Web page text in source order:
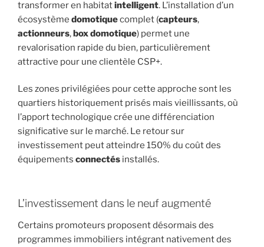
transformer en habitatintelligent. L’installation d’un
écosystème domotiquecomplet (capteurs,
actionneurs,box domotique) permet une
revalorisation rapide du bien, particulièrement
attractive pour une clientèle CSP+.
Les zones privilégiées pour cette approche sont les
quartiers historiquement prisés mais vieillissants, où
l’apport technologique crée une différenciation
significative sur le marché. Le retour sur
investissement peut atteindre 150% du coût des
équipements connectés installés.
L’investissement dans le neuf augmenté
Certains promoteurs proposent désormais des
programmes immobiliers intégrant nativement des